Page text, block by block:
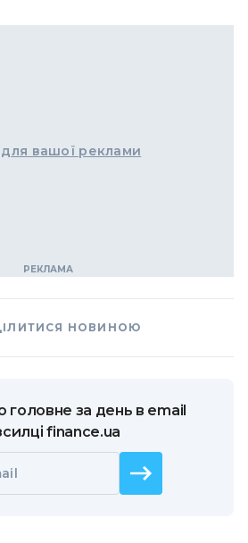
вашої реклами
НОВИНОЮ
головне за день в email
finance.ua